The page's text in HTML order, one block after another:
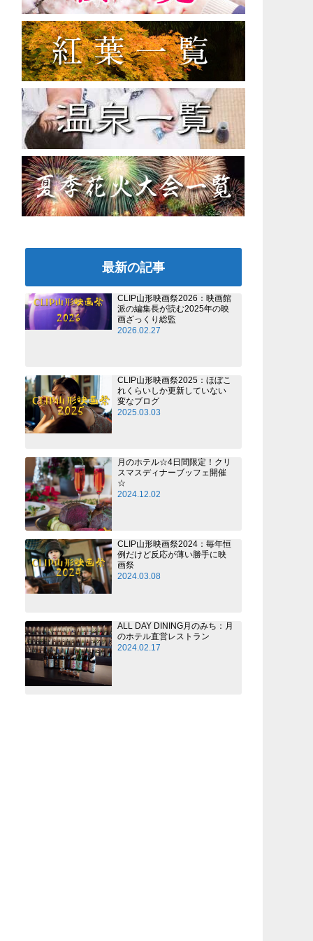
最新の記事
CLIP山形映画祭2026：映画館
派の編集長が読む2025年の映
画ざっくり総監
2026.02.27
CLIP山形映画祭2025：ほぼこ
れくらいしか更新していない
変なブログ
2025.03.03
月のホテル☆4日間限定！クリ
スマスディナーブッフェ開催
☆
2024.12.02
CLIP山形映画祭2024：毎年恒
例だけど反応が薄い勝手に映
画祭
2024.03.08
ALL DAY DINING月のみち：月
のホテル直営レストラン
2024.02.17